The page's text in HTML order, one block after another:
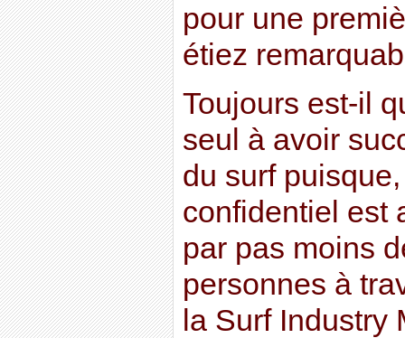
pour une
étiez
Toujours est-il
seul à avoir
du surf
confidentiel est
par pas moins
personnes à
la Surf Industry